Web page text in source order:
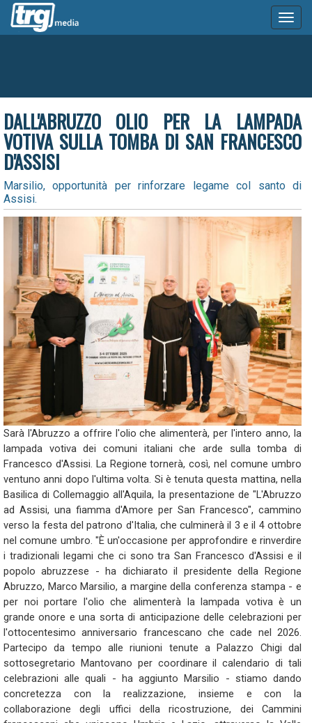
DALL'ABRUZZO OLIO PER LA LAMPADA
VOTIVA SULLA TOMBA DI SAN FRANCESCO
D'ASSISI
Marsilio, opportunità per rinforzare legame col santo di
Assisi.
Sarà l'Abruzzo a offrire l'olio che alimenterà, per l'intero anno, la
lampada votiva dei comuni italiani che arde sulla tomba di
Francesco d'Assisi. La Regione tornerà, così, nel comune umbro
ventuno anni dopo l'ultima volta. Si è tenuta questa mattina, nella
Basilica di Collemaggio all'Aquila, la presentazione de "L'Abruzzo
ad Assisi, una fiamma d'Amore per San Francesco", cammino
verso la festa del patrono d'Italia, che culminerà il 3 e il 4 ottobre
nel comune umbro. "È un'occasione per approfondire e rinverdire
i tradizionali legami che ci sono tra San Francesco d'Assisi e il
popolo abruzzese - ha dichiarato il presidente della Regione
Abruzzo, Marco Marsilio, a margine della conferenza stampa - e
per noi portare l'olio che alimenterà la lampada votiva è un
grande onore e una sorta di anticipazione delle celebrazioni per
l'ottocentesimo anniversario francescano che cade nel 2026.
Partecipo da tempo alle riunioni tenute a Palazzo Chigi dal
sottosegretario Mantovano per coordinare il calendario di tali
celebrazioni alle quali - ha aggiunto Marsilio - stiamo dando
concretezza con la realizzazione, insieme e con la
collaborazione degli uffici della ricostruzione, dei Cammini